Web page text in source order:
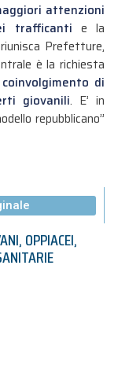
attenzioni
trafficanti e la
Prefetture,
è la richiesta
di
giovanili. E’ in
repubblicano”
,OPPIACEI,